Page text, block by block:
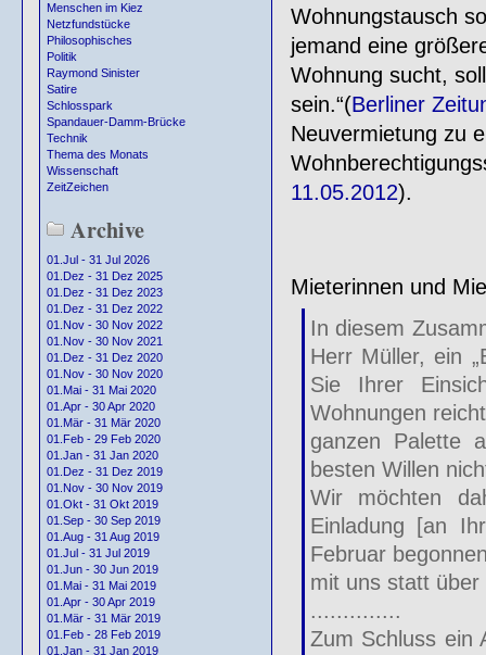
Menschen im Kiez
Netzfundstücke
Philosophisches
Politik
Raymond Sinister
Satire
Schlosspark
Spandauer-Damm-Brücke
Technik
Thema des Monats
Wissenschaft
ZeitZeichen
Archive
01.Jul - 31 Jul 2026
01.Dez - 31 Dez 2025
01.Dez - 31 Dez 2023
01.Dez - 31 Dez 2022
01.Nov - 30 Nov 2022
01.Nov - 30 Nov 2021
01.Dez - 31 Dez 2020
01.Nov - 30 Nov 2020
01.Mai - 31 Mai 2020
01.Apr - 30 Apr 2020
01.Mär - 31 Mär 2020
01.Feb - 29 Feb 2020
01.Jan - 31 Jan 2020
01.Dez - 31 Dez 2019
01.Nov - 30 Nov 2019
01.Okt - 31 Okt 2019
01.Sep - 30 Sep 2019
01.Aug - 31 Aug 2019
01.Jul - 31 Jul 2019
01.Jun - 30 Jun 2019
01.Mai - 31 Mai 2019
01.Apr - 30 Apr 2019
01.Mär - 31 Mär 2019
01.Feb - 28 Feb 2019
01.Jan - 31 Jan 2019
Wohnungstausch
jemand eine
Wohnung sucht,
sein.“(Berliner
Neuvermietung zu
11.05.2012).
Mieterinnen und
In diesem
Herr Müller, ein
Sie Ihrer
Wohnungen
ganzen Palette
besten Willen
Wir möchten
Einladung [an
Februar
mit uns statt über
..............
Zum Schluss ein